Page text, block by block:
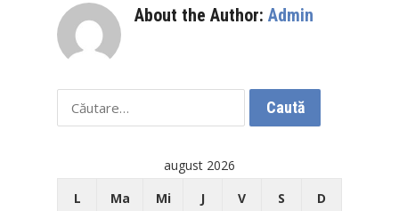
About the Author: Admin
Caută
după:
august 2026
L
Ma Mi J V S D